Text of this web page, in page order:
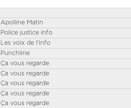
Apolline Matin
Police justice info
Les voix de l'info
Punchline
Ça vous regarde
Ça vous regarde
Ça vous regarde
Ça vous regarde
Ça vous regarde